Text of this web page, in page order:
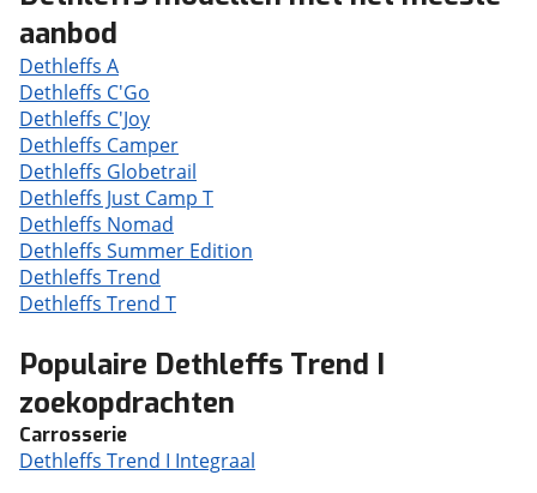
aanbod
Dethleffs A
Dethleffs C'Go
Dethleffs C'Joy
Dethleffs Camper
Dethleffs Globetrail
Dethleffs Just Camp T
Dethleffs Nomad
Dethleffs Summer Edition
Dethleffs Trend
Dethleffs Trend T
Populaire Dethleffs Trend I
zoekopdrachten
Carrosserie
Dethleffs Trend I Integraal